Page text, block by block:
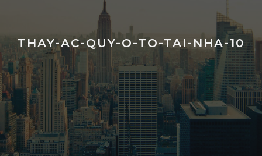
THAY-AC-QUY-O-TO-TAI-NHA-10